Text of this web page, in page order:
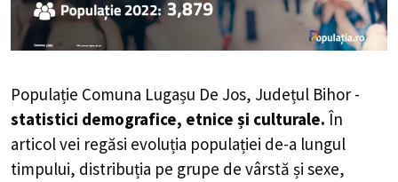
Populație Comuna Lugașu De Jos, Județul Bihor -
statistici demografice, etnice și culturale. În
articol vei regăsi evoluția populației de-a lungul
timpului, distribuția pe grupe de vârstă și sexe,